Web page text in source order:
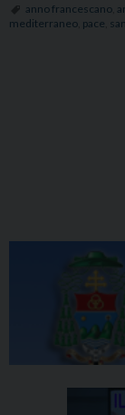
anno francescano
mediterraneo pace